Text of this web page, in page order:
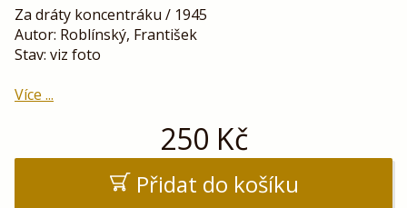
Za dráty koncentráku / 1945
Autor: Roblínský, František
Stav: viz foto
Více ...
250 Kč
Přidat do košíku